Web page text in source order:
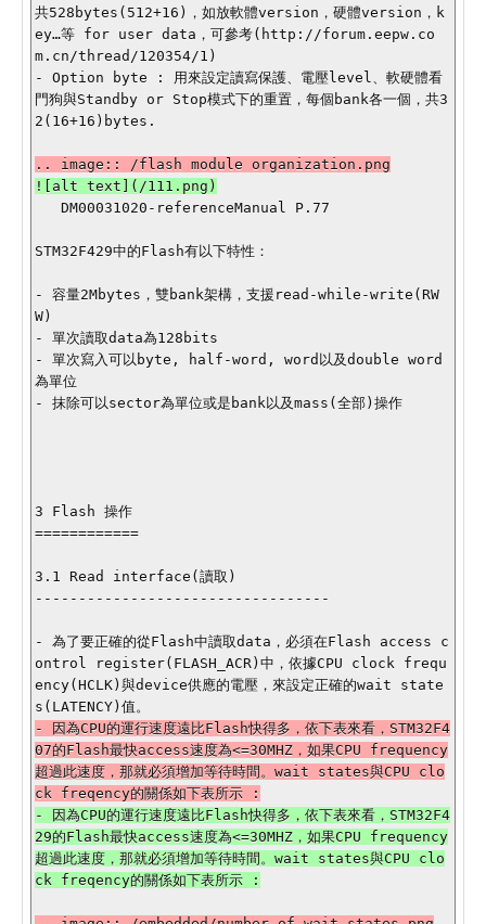
共528bytes(512+16)，如放軟體version，硬體version，k
ey…等 for user data，可參考(http://forum.eepw.co
m.cn/thread/120354/1)
- Option byte : 用來設定讀寫保護、電壓level、軟硬體看
門狗與Standby or Stop模式下的重置，每個bank各一個，共3
2(16+16)bytes.
STM32F429中的Flash有以下特性：
- 容量2Mbytes，雙bank架構，支援read-while-write(RW
W)
- 單次讀取data為128bits
- 單次寫入可以byte, half-word, word以及double word
為單位
- 抹除可以sector為單位或是bank以及mass(全部)操作
3 Flash 操作
============
3.1 Read interface(讀取)
----------------------------------
- 為了要正確的從Flash中讀取data，必須在Flash access c
ontrol register(FLASH_ACR)中，依據CPU clock frequ
ency(HCLK)與device供應的電壓，來設定正確的wait state
- 因為CPU的運行速度遠比Flash快得多，依下表來看，STM32F4
07的Flash最快access速度為<=30MHZ，如果CPU frequency
超過此速度，那就必須增加等待時間。wait states與CPU clo
- 因為CPU的運行速度遠比Flash快得多，依下表來看，STM32F4
29的Flash最快access速度為<=30MHZ，如果CPU frequency
超過此速度，那就必須增加等待時間。wait states與CPU clo